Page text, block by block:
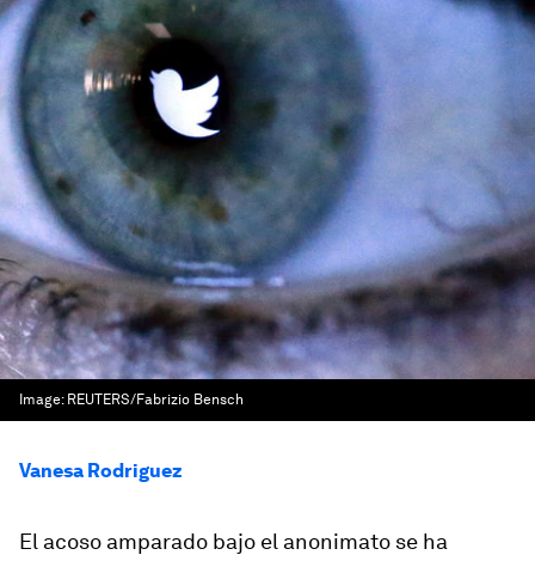
Image: REUTERS/Fabrizio Bensch
Vanesa Rodriguez
El acoso amparado bajo el anonimato se ha